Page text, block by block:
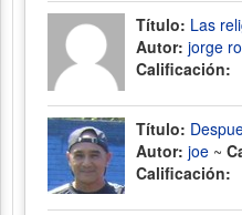
Título: Las
Autor: jorge
Calificación:
Título:
Autor: joe ~
Calificación: